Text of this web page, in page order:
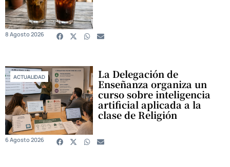
8 Agosto 2026
ACTUALIDAD La Delegación de
Enseñanza organiza un
curso sobre inteligencia
artificial aplicada a la
clase de Religión
6 Agosto 2026